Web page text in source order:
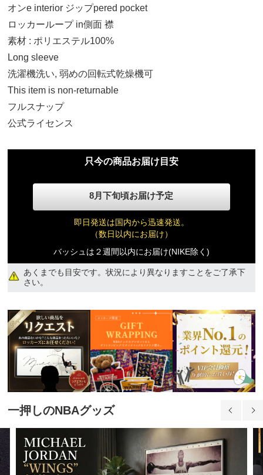
オンe interior ジップpered pocket
ロッカーループ in側面 襟
素材 : ポリエステル100%
Long sleeve
洗濯機洗い, 弱めの回転式乾燥機可
This item is non-returnable
フルスナップ
公式ライセンス
只今の商品お届け目安
8月下旬頃お届け予定
即日発送は国内から迅速発送。
（数日以内にお届け）
バッシュは２週間以内にお届け(NIKE除く)
あくまでも目安です。状況により異なりますことをご了承下
さい。
一押しのNBAグッズ
M
L
34,110円(税込)
34,110円(税込)